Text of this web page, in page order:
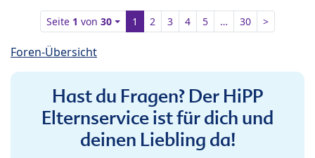
Seite 1 von30 1 2 3 4 5 … 30 >
Foren-Übersicht
Hast du Fragen? Der HiPP
Elternservice ist für dich und
deinen Liebling da!